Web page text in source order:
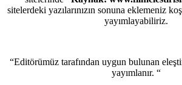
sitelerdeki yazılarınızın sonuna eklemeniz
yayımlayabiliriz.
“Editörümüz tarafından uygun bulunan
yayımlanır. “